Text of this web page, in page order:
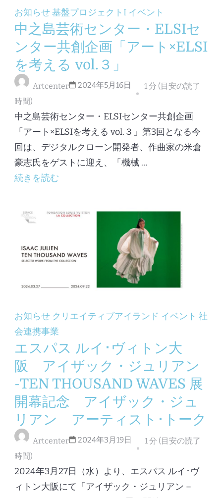
お知らせ基盤プロジェクトI イベント
中之島芸術センター・ELSIセ
ンター共創企画「アート×ELSI
を考える vol.３」
Artcenter 2024年5月16日
1 分 (目安の読了
時間)
中之島芸術センター・ELSIセンター共創企画
「アート×ELSIを考える vol.３」第3回となる今
回は、デジタルクローン開発者、作曲家の米倉
豪志氏をゲストに迎え、「機械 …
続きを読む
お知らせ クリエイティブアイランド イベント 社
会連携事業
エスパス ルイ･ヴィトン大
阪 アイザック・ジュリアン
-TEN THOUSAND WAVES 展
開幕記念 アイザック・ジュ
リアン アーティスト･トーク
Artcenter 2024年3月19日
1 分 (目安の読了
時間)
2024年3月27日（水）より、エスパス ルイ･ヴ
ィトン大阪にて「アイザック・ジュリアン –